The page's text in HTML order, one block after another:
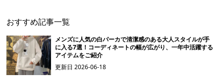
おすすめ記事一覧
メンズに人気の白パーカで清潔感のある大人スタイルが手
に入る7選！コーディネートの幅が広がり、一年中活躍する
アイテムをご紹介
更新日2026-06-18